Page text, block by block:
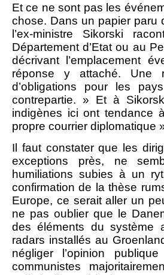
Et ce ne sont pas les
chose. Dans un papier paru
l’ex-ministre Sikorski
Département d’Etat ou au
décrivant l’emplacement
réponse y attaché. Une
d’obligations pour les
contrepartie. » Et à
indigènes ici ont tendance
propre courrier diplomatique
Il faut constater que les
exceptions près, ne
humiliations subies à un
confirmation de la thèse
Europe, ce serait aller un
ne pas oublier que le
des éléments du système
radars installés au
négliger l’opinion
communistes